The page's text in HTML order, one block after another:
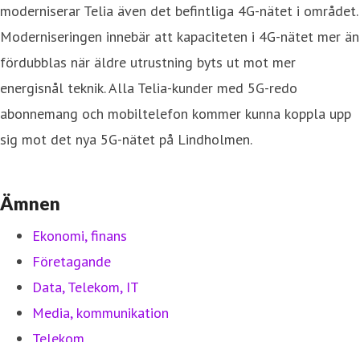
moderniserar Telia även det befintliga 4G-nätet i området.
Moderniseringen innebär att kapaciteten i 4G-nätet mer än
fördubblas när äldre utrustning byts ut mot mer
energisnål teknik. Alla Telia-kunder med 5G-redo
abonnemang och mobiltelefon kommer kunna koppla upp
sig mot det nya 5G-nätet på Lindholmen.
Ämnen
Ekonomi, finans
Företagande
Data, Telekom, IT
Media, kommunikation
Telekom